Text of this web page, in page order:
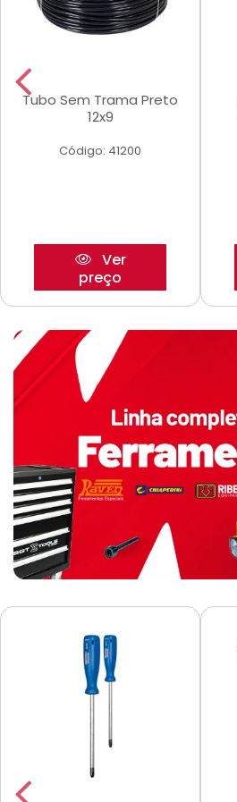
Tubo Sem Trama Preto
12x9
Código: 41200
Ver
preço